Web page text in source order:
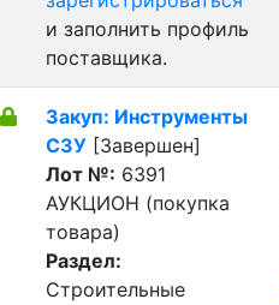
и заполнить профиль
поставщика.
Закуп: Инструменты
СЗУ [Завершен]
Лот №: 6391
АУКЦИОН (покупка
товара)
Раздел:
Строительные